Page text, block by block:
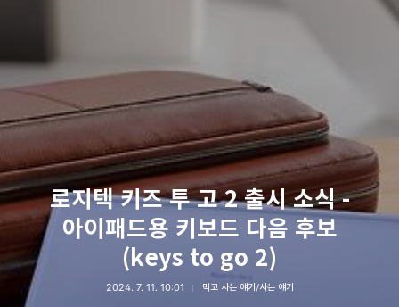
로지텍 키즈 투 고 2 출시 소식 -
아이패드용 키보드 다음 후보
(keys to go 2)
2024. 7. 11. 10:01 먹고 사는 얘기/사는 얘기